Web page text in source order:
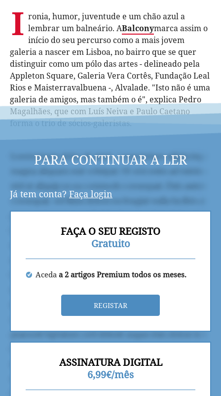
I ronia, humor, juventude e um chão azul a
lembrar um balneário. ABalconymarca assim o
início do seu percurso como a mais jovem
galeria a nascer em Lisboa, no bairro que se quer
distinguir como um pólo das artes - delineado pela
Appleton Square, Galeria Vera Cortês, Fundação Leal
Rios e Maisterravalbuena -, Alvalade. "Isto não é uma
galeria de amigos, mas também o é", explica Pedro
Magalhães, que com Luís Neiva e Paulo Caetano
forma o trio de sócios-galeristas.
PARA CONTINUAR A LER
Já tem conta? Faça login
FAÇA O SEU REGISTO
Gratuito
Aceda a 2 artigos Premium todos os meses.
REGISTAR
ASSINATURA DIGITAL
6,99€/mês